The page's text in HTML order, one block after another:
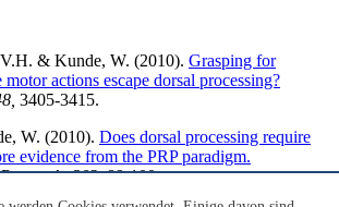
& Kunde, W. (2010). Grasping for
actions escape dorsal processing?
3405-3415.
W. (2010). Does dorsal processing require
evidence from the PRP paradigm.
203,89-100.